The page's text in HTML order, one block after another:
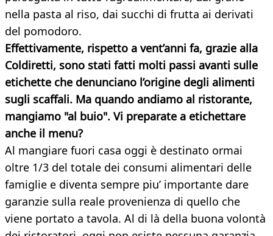
nella pasta al riso, dai succhi di frutta ai derivati
del pomodoro.
Effettivamente, rispetto a vent’anni fa, grazie alla
Coldiretti, sono stati fatti molti passi avanti sulle
etichette che denunciano l’origine degli alimenti
sugli scaffali. Ma quando andiamo al ristorante,
mangiamo "al buio". Vi preparate a etichettare
anche il menu?
Al mangiare fuori casa oggi è destinato ormai
oltre 1/3 del totale dei consumi alimentari delle
famiglie e diventa sempre piu’ importante dare
garanzie sulla reale provenienza di quello che
viene portato a tavola. Al di là della buona volontà